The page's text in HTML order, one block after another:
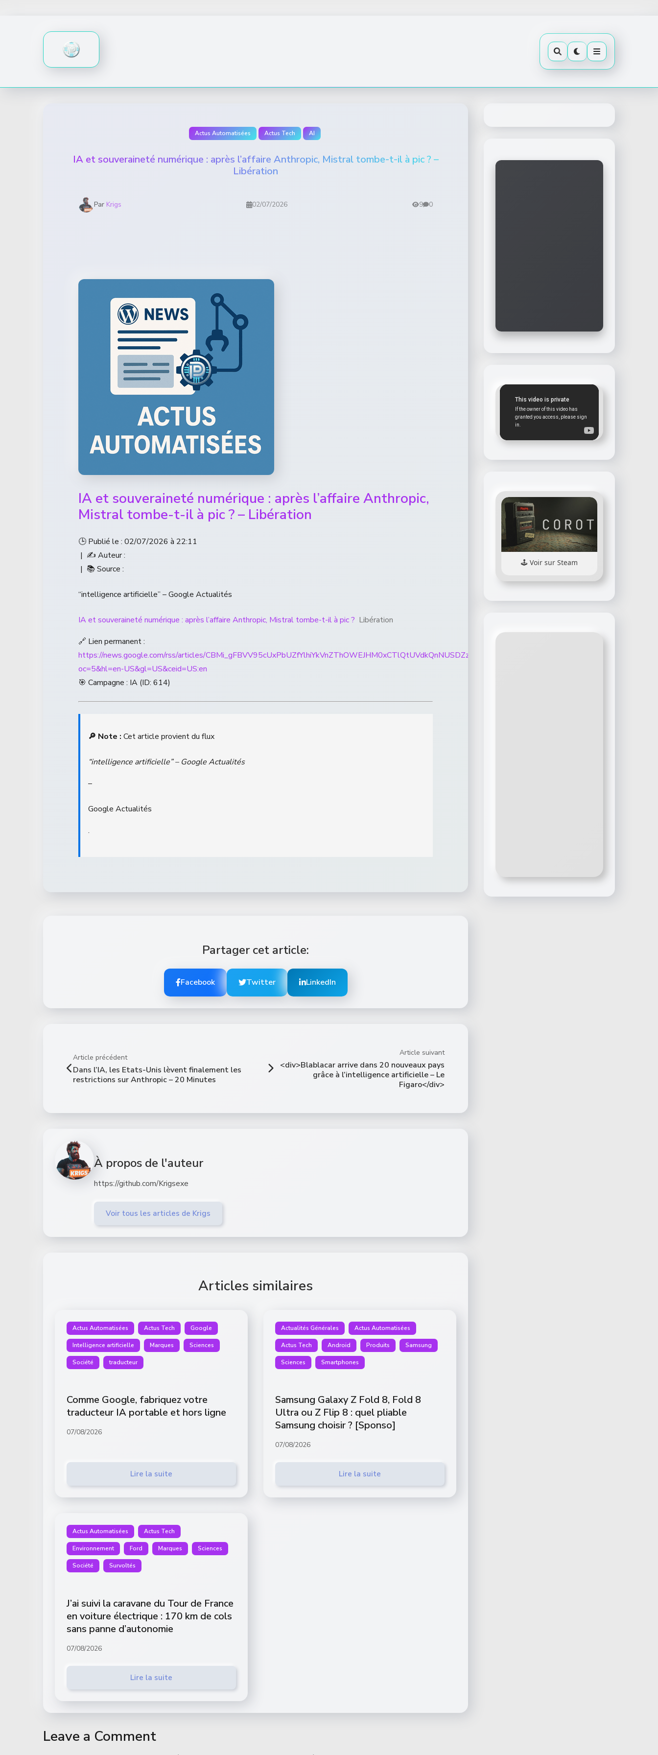
Actus Automatisées Actus Tech AI
IA et souveraineté numérique : après l’affaire Anthropic, Mistral tombe-t-il à pic ? –
Libération
Par Krigs 02/07/2026 9 0
IA et souveraineté numérique : après l’affaire Anthropic,
Mistral tombe-t-il à pic ? – Libération
🕒 Publié le : 02/07/2026 à 22:11
| ✍️ Auteur :
| 📚 Source :
“intelligence artificielle” – Google Actualités
IA et souveraineté numérique : après l’affaire Anthropic, Mistral tombe-t-il à pic ? Libération
🔗 Lien permanent :
https://news.google.com/rss/articles/
oc=5&hl=en-US&gl=US&ceid=US:en
🎯 Campagne : IA (ID: 614)
🔎 Note : Cet article provient du flux
“intelligence artificielle” – Google Actualités
–
Google Actualités
.
Partager cet article:
Facebook Twitter LinkedIn
Article précédent
Dans l’IA, les Etats-Unis lèvent finalement les
restrictions sur Anthropic – 20 Minutes
Article suivant
<div>Blablacar arrive dans 20 nouveaux pays
grâce à l’intelligence artificielle – Le
Figaro</div>
À propos de l'auteur
https://github.com/Krigsexe
Voir tous les articles de Krigs
Articles similaires
Actus Automatisées Actus Tech Google
Intelligence artificielle Marques Sciences
Société traducteur
Comme Google, fabriquez votre
traducteur IA portable et hors ligne
07/08/2026
Lire la suite
Actualités Générales Actus Automatisées
Actus Tech Android Produits Samsung
Sciences Smartphones
Samsung Galaxy Z Fold 8, Fold 8
Ultra ou Z Flip 8 : quel pliable
Samsung choisir ? [Sponso]
07/08/2026
Lire la suite
Actus Automatisées Actus Tech
Environnement Ford Marques Sciences
Société Survoltés
J’ai suivi la caravane du Tour de France
en voiture électrique : 170 km de cols
sans panne d’autonomie
07/08/2026
Lire la suite
Leave a Comment
Voir sur Steam